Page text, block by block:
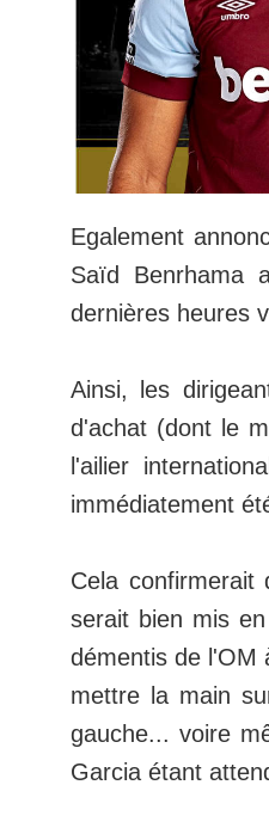
Egalement
Saïd Benrhama
dernières heures
Ainsi, les
d'achat (dont le
l'ailier
immédiatement
Cela
serait bien mis
démentis de l'OM
mettre la main
gauche... voire
Garcia étant